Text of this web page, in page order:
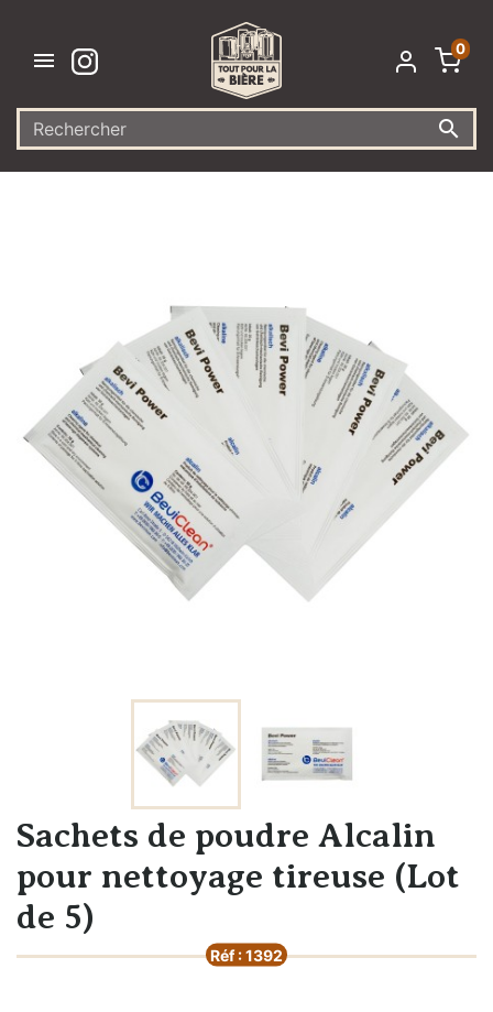


0
Sachets de poudre Alcalin
pour nettoyage tireuse (Lot
de 5)
Réf : 1392